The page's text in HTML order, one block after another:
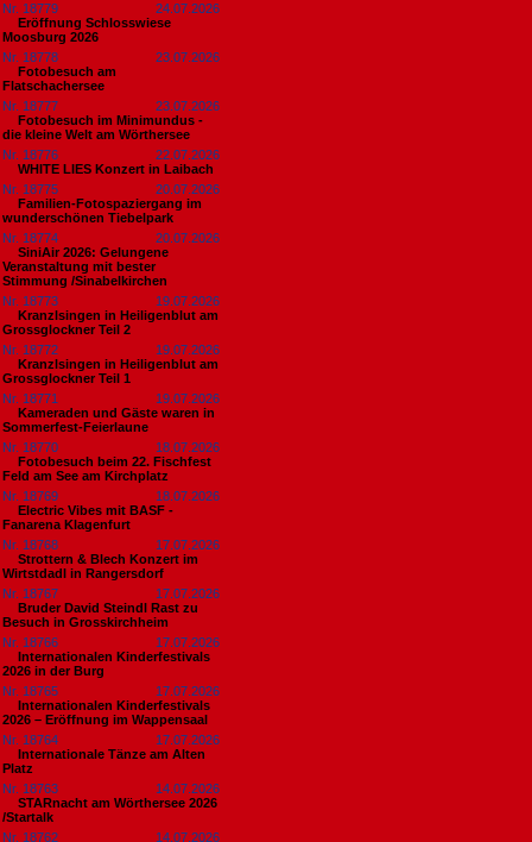
Nr. 18779
24.07.2026
Eröffnung Schlosswiese
Moosburg 2026
Nr. 18778
23.07.2026
Fotobesuch am
Flatschachersee
Nr. 18777
23.07.2026
Fotobesuch im Minimundus -
die kleine Welt am Wörthersee
Nr. 18776
22.07.2026
WHITE LIES Konzert in Laibach
Nr. 18775
20.07.2026
Familien-Fotospaziergang im
wunderschönen Tiebelpark
Nr. 18774
20.07.2026
SiniAir 2026: Gelungene
Veranstaltung mit bester
Stimmung /Sinabelkirchen
Nr. 18773
19.07.2026
Kranzlsingen in Heiligenblut am
Grossglockner Teil 2
Nr. 18772
19.07.2026
Kranzlsingen in Heiligenblut am
Grossglockner Teil 1
Nr. 18771
19.07.2026
Kameraden und Gäste waren in
Sommerfest-Feierlaune
Nr. 18770
18.07.2026
Fotobesuch beim 22. Fischfest
Feld am See am Kirchplatz
Nr. 18769
18.07.2026
Electric Vibes mit BASF -
Fanarena Klagenfurt
Nr. 18768
17.07.2026
Strottern & Blech Konzert im
Wirtstdadl in Rangersdorf
Nr. 18767
17.07.2026
Bruder David Steindl Rast zu
Besuch in Grosskirchheim
Nr. 18766
17.07.2026
Internationalen Kinderfestivals
2026 in der Burg
Nr. 18765
17.07.2026
Internationalen Kinderfestivals
2026 – Eröffnung im Wappensaal
Nr. 18764
17.07.2026
Internationale Tänze am Alten
Platz
Nr. 18763
14.07.2026
STARnacht am Wörthersee 2026
/Startalk
Nr. 18762
14.07.2026